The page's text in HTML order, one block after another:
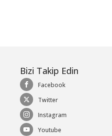
Bizi Takip Edin
Facebook
Twitter
Instagram
Youtube